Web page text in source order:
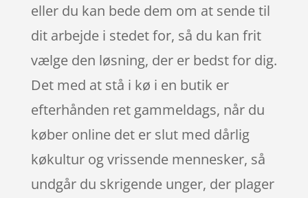
eller du kan bede dem om at sende til
dit arbejde i stedet for, så du kan frit
vælge den løsning, der er bedst for dig.
Det med at stå i kø i en butik er
efterhånden ret gammeldags, når du
køber online det er slut med dårlig
køkultur og vrissende mennesker, så
undgår du skrigende unger, der plager